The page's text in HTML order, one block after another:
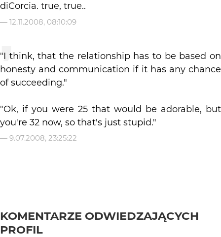
diCorcia. true, true..
— 12.11.2008, 08:10:09
"I think, that the relationship has to be based on
honesty and communication if it has any chance
of succeeding."
"Ok, if you were 25 that would be adorable, but
you're 32 now, so that's just stupid."
— 9.07.2008, 23:25:22
KOMENTARZE ODWIEDZAJĄCYCH
PROFIL